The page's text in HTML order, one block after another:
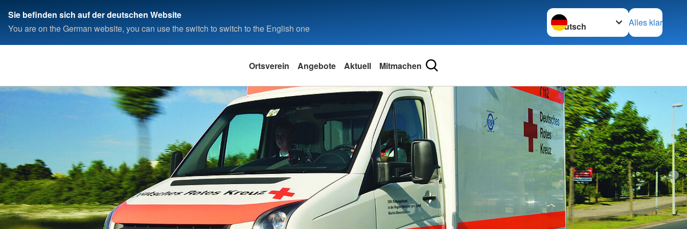
Sie befinden sich auf der deutschen Website
You are on the German website, you can use the switch to switch to the English one
Sprache wechseln zu
Alles klar
Ortsverein Angebote Aktuell Mitmachen